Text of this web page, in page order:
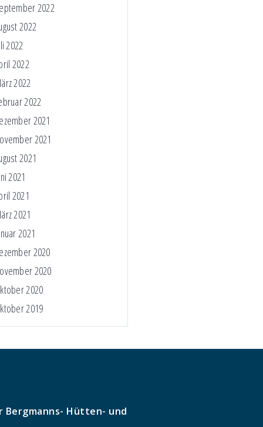
2022
2022
2022
2022
2022
2022
2021
2021
2021
2021
2021
2021
2021
2020
2020
2020
2019
Bergmanns- Hütten- und